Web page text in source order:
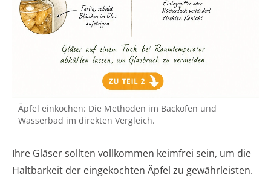
Äpfel einkochen: Die Methoden im Backofen und
Wasserbad im direkten Vergleich.
Ihre Gläser sollten vollkommen keimfrei sein, um die
Haltbarkeit der eingekochten Äpfel zu gewährleisten.